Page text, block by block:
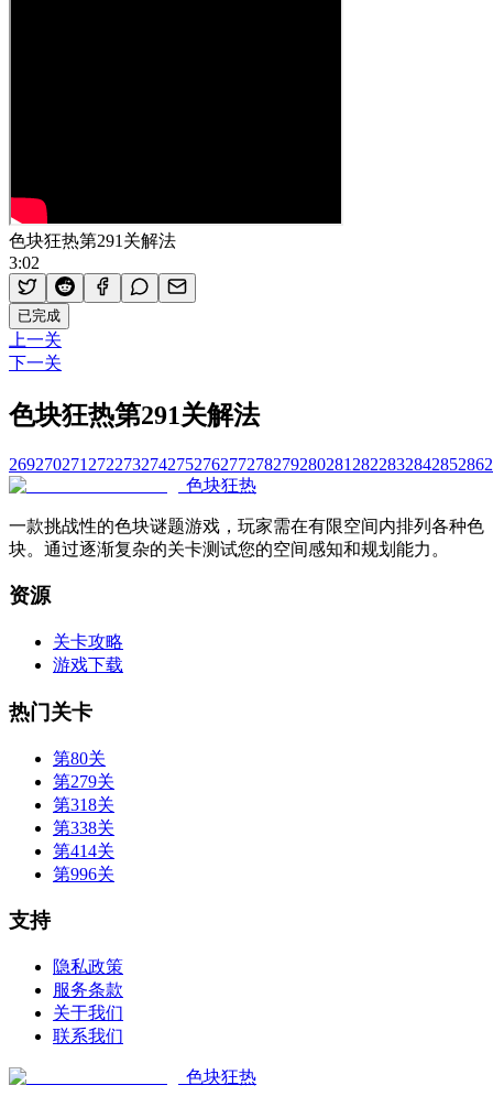
色块狂热第291关解法
3:02
已完成
上一关
下一关
色块狂热第291关解法
269270271 272273274275276277278279280281 282283284285286
色块狂热
一款挑战性的色块谜题游戏，玩家需在有限空间内排列各种色
块。通过逐渐复杂的关卡测试您的空间感知和规划能力。
资源
关卡攻略
游戏下载
热门关卡
第80关
第279关
第318关
第338关
第414关
第996关
支持
隐私政策
服务条款
关于我们
联系我们
色块狂热